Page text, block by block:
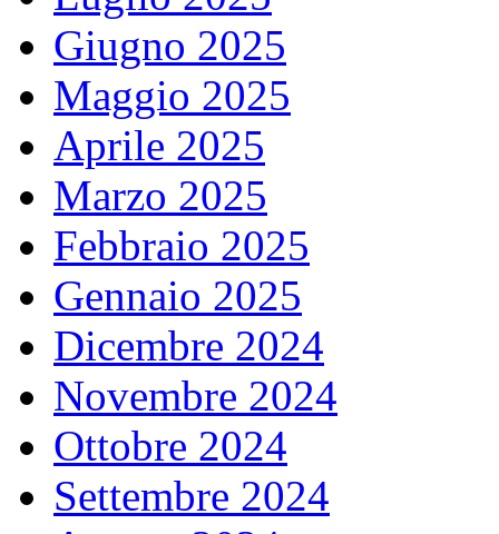
Giugno 2025
Maggio 2025
Aprile 2025
Marzo 2025
Febbraio 2025
Gennaio 2025
Dicembre 2024
Novembre 2024
Ottobre 2024
Settembre 2024